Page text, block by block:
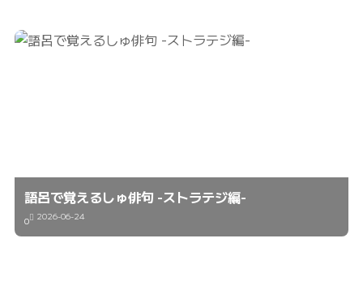
語呂で覚えるしゅ俳句 -ストラテジ編-
0 2026-06-24